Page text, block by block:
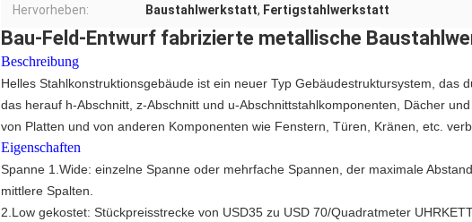
Hervorheben: Baustahlwerkstatt, Fertigstahlwerkstatt
Bau-Feld-Entwurf fabrizierte metallische
Beschreibung
Helles Stahlkonstruktionsgebäude ist ein neuer Typ Gebäudestruktursystem, das
das herauf h-Abschnitt, z-Abschnitt und u-Abschnittstahlkomponenten, Dächer
von Platten und von anderen Komponenten wie Fenstern, Türen, Kränen, etc.
Eigenschaften
Spanne 1.Wide: einzelne Spanne oder mehrfache Spannen, der maximale
mittlere Spalten.
2.Low gekostet: Stückpreisstrecke von USD35 zu USD 70/Quadratmeter